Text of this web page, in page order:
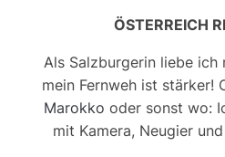
ÖSTERREICH
Als Salzburgerin liebe ich
mein Fernweh ist stärker!
Marokko oder sonst wo:
mit Kamera, Neugier